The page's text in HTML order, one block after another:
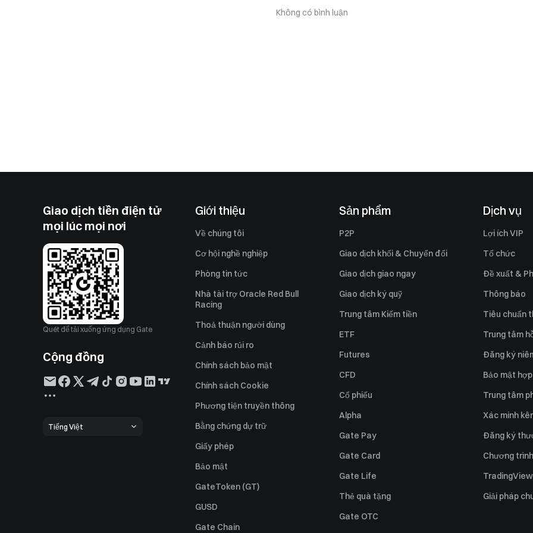
Không có bình luận
Giao dịch tiền điện tử
mọi lúc mọi nơi
Quét để tải xuống ứng dụng Gate
Cộng đồng
Tiếng Việt
Giới thiệu
Về chúng tôi
Cơ hội nghề nghiệp
Phòng tin tức
Nhà tài trợ Oracle Red Bull
Racing
Thoả thuận người dùng
Cảnh báo rủi ro
Chính sách bảo mật
Chính sách Cookie
Phương tiện truyền thông
Bằng chứng dự trữ
Giấy phép
Bảo mật
GateToken (GT)
GUSD
Gate Chain
Sản phẩm
P2P
Giao dịch khối & Chuyển đổi
Giao dịch giao ngay
Giao dịch ký quỹ
Trung tâm Kiếm tiền
ETF
Futures
CFD
Cổ phiếu
Alpha
Gate Pay
Gate Card
Gate Life
Thẻ quà tặng
Gate OTC
Dịch vụ
Lợi ích VIP
Tổ chức
Đề xuất &
Thông báo
Tiêu chuẩn
Trung tâm
Đăng ký
Bảo mật
Trung tâm
Xác minh
Đăng ký
Chương
TradingView
Giải pháp